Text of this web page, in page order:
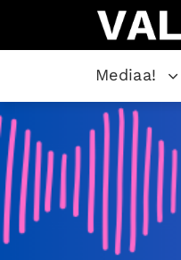
Mediaa!